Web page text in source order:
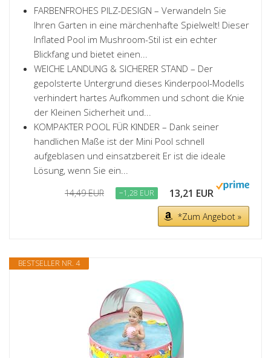
FARBENFROHES PILZ-DESIGN – Verwandeln Sie
Ihren Garten in eine märchenhafte Spielwelt! Dieser
Inflated Pool im Mushroom-Stil ist ein echter
Blickfang und bietet einen...
WEICHE LANDUNG & SICHERER STAND – Der
gepolsterte Untergrund dieses Kinderpool-Modells
verhindert hartes Aufkommen und schont die Knie
der Kleinen Sicherheit und...
KOMPAKTER POOL FÜR KINDER – Dank seiner
handlichen Maße ist der Mini Pool schnell
aufgeblasen und einsatzbereit Er ist die ideale
Lösung, wenn Sie ein...
14,49 EUR −1,28 EUR 13,21 EUR
*Zum Angebot »
BESTSELLER NR. 4